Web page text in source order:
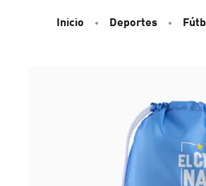
Inicio Deportes